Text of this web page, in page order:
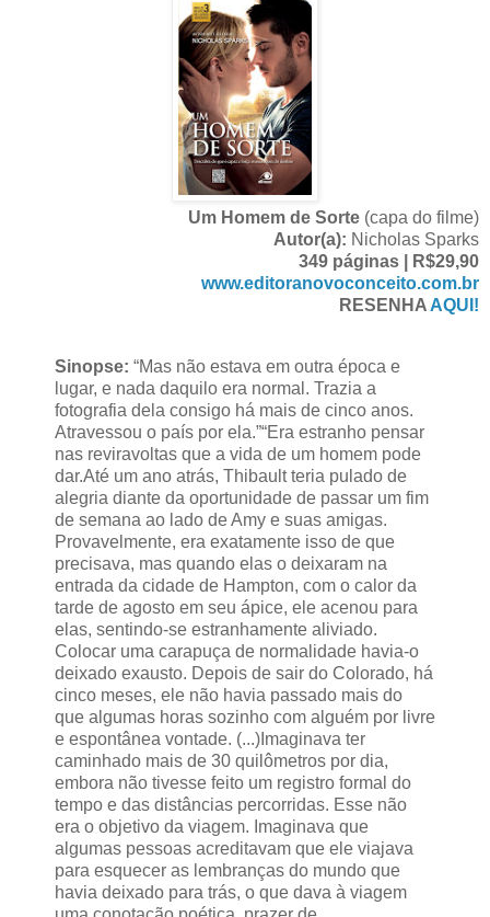
Um Homem de Sorte (capa do filme)
Autor(a): Nicholas Sparks
349 páginas | R$29,90
www.editoranovoconceito.com.br
RESENHAAQUI!
Sinopse: “Mas não estava em outra época e
lugar, e nada daquilo era normal. Trazia a
fotografia dela consigo há mais de cinco anos.
Atravessou o país por ela.”“Era estranho pensar
nas reviravoltas que a vida de um homem pode
dar.Até um ano atrás, Thibault teria pulado de
alegria diante da oportunidade de passar um fim
de semana ao lado de Amy e suas amigas.
Provavelmente, era exatamente isso de que
precisava, mas quando elas o deixaram na
entrada da cidade de Hampton, com o calor da
tarde de agosto em seu ápice, ele acenou para
elas, sentindo-se estranhamente aliviado.
Colocar uma carapuça de normalidade havia-o
deixado exausto. Depois de sair do Colorado, há
cinco meses, ele não havia passado mais do
que algumas horas sozinho com alguém por livre
e espontânea vontade. (...) Imaginava ter
caminhado mais de 30 quilômetros por dia,
embora não tivesse feito um registro formal do
tempo e das distâncias percorridas. Esse não
era o objetivo da viagem. Imaginava que
algumas pessoas acreditavam que ele viajava
para esquecer as lembranças do mundo que
havia deixado para trás, o que dava à viagem